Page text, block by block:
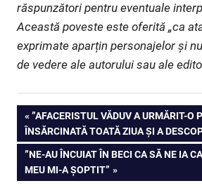
răspunzători pentru eventuale
Această poveste este oferită „ca
exprimate aparțin personajelor și
de vedere ale autorului sau ale
Navigare
în
articole
PREVIOUS
POST:
”AFACERISTUL VĂDUV A URMĂRIT-O
ÎNSĂRCINATĂ TOATĂ ZIUA ȘI A
NEXT
POST:
”NE-AU ÎNCUIAT ÎN BECI CA SĂ NE IA
MEU MI-A ȘOPTIT”